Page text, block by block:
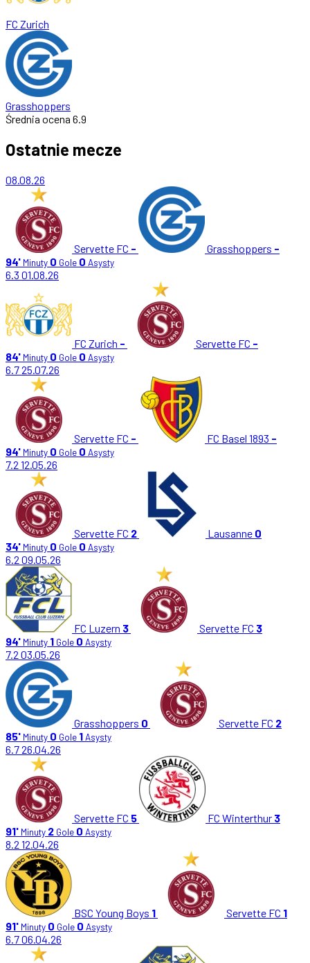
FC Zurich
Grasshoppers
Średnia ocena 6.9
Ostatnie mecze
08.08.26
Servette FC - Grasshoppers -
94' Minuty 0 Gole 0 Asysty
6.3 01.08.26
FC Zurich - Servette FC -
84' Minuty 0 Gole 0 Asysty
6.725.07.26
Servette FC - FC Basel 1893 -
94' Minuty 0 Gole 0 Asysty
7.2 12.05.26
Servette FC 2 Lausanne 0
34' Minuty 0 Gole 0 Asysty
6.2 09.05.26
FC Luzern 3 Servette FC 3
94' Minuty 1 Gole 0 Asysty
7.2 03.05.26
Grasshoppers 0 Servette FC 2
85' Minuty 0 Gole 1Asysty
6.726.04.26
Servette FC 5 FC Winterthur 3
91' Minuty 2 Gole 0 Asysty
8.2 12.04.26
BSC Young Boys 1 Servette FC 1
91' Minuty 0 Gole 0 Asysty
6.706.04.26